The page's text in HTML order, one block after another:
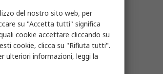
del nostro sito web, per
su "Accetta tutti" significa
cookie accettare cliccando su
cookie, clicca su "Rifiuta tutti".
ulteriori informazioni, leggi la